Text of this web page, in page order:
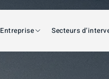
Entreprise Secteurs